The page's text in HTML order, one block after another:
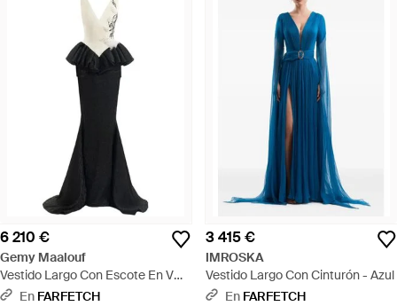
6 210 €
Gemy Maalouf
Vestido Largo Con Escote En V
Pronunciado - Negro
En FARFETCH
3 415 €
IMROSKA
Vestido Largo Con Cinturón - Azul
En FARFETCH